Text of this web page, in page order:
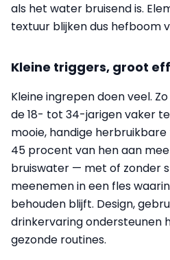
als het water bruisend is.
textuur blijken dus hefboom
Kleine triggers, groot
Kleine ingrepen doen veel.
de 18- tot 34-jarigen vaker
mooie, handige
45 procent van hen aan
bruiswater — met of zonder
meenemen in een fles
behouden blijft. Design,
drinkervaring ondersteunen
gezonde routines.